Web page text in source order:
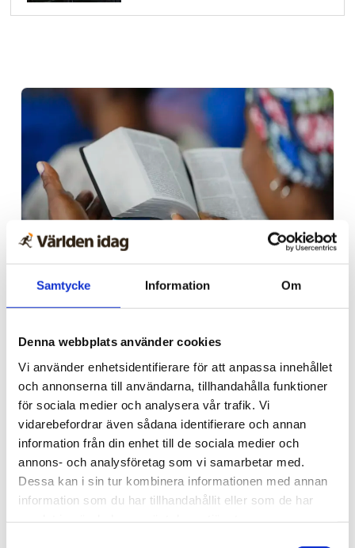
Samtycke Information Om
Denna webbplats använder cookies
Vi använder enhetsidentifierare för att anpassa innehållet
och annonserna till användarna, tillhandahålla funktioner
för sociala medier och analysera vår trafik. Vi
vidarebefordrar även sådana identifierare och annan
information från din enhet till de sociala medier och
annons- och analysföretag som vi samarbetar med.
Dessa kan i sin tur kombinera informationen med annan
information som du har tillhandahållit eller som de har
Afrika
Nigeriansk kvinna ville
slå världs­rekord – läste
Bibeln i 144 timmar